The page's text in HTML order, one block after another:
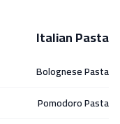
Italian Pasta
Bolognese Pasta
Pomodoro Pasta